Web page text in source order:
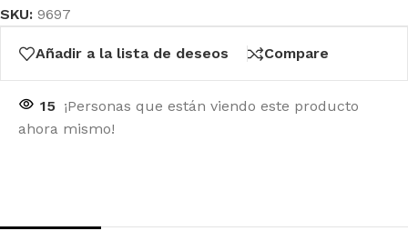
SKU: 9697
Añadir a la lista de deseos Compare
15 ¡Personas que están viendo este producto
ahora mismo!